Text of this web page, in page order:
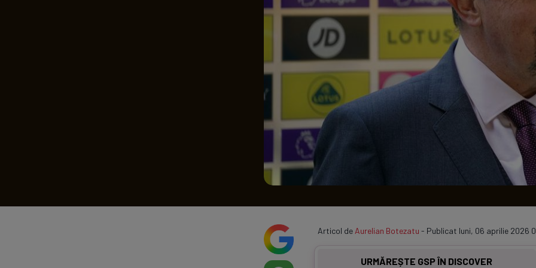
Program TV
Articol de Aurelian Botezatu - Publicat luni, 06 aprilie 2026
URMĂREȘTE GSP ÎN DISCOVER